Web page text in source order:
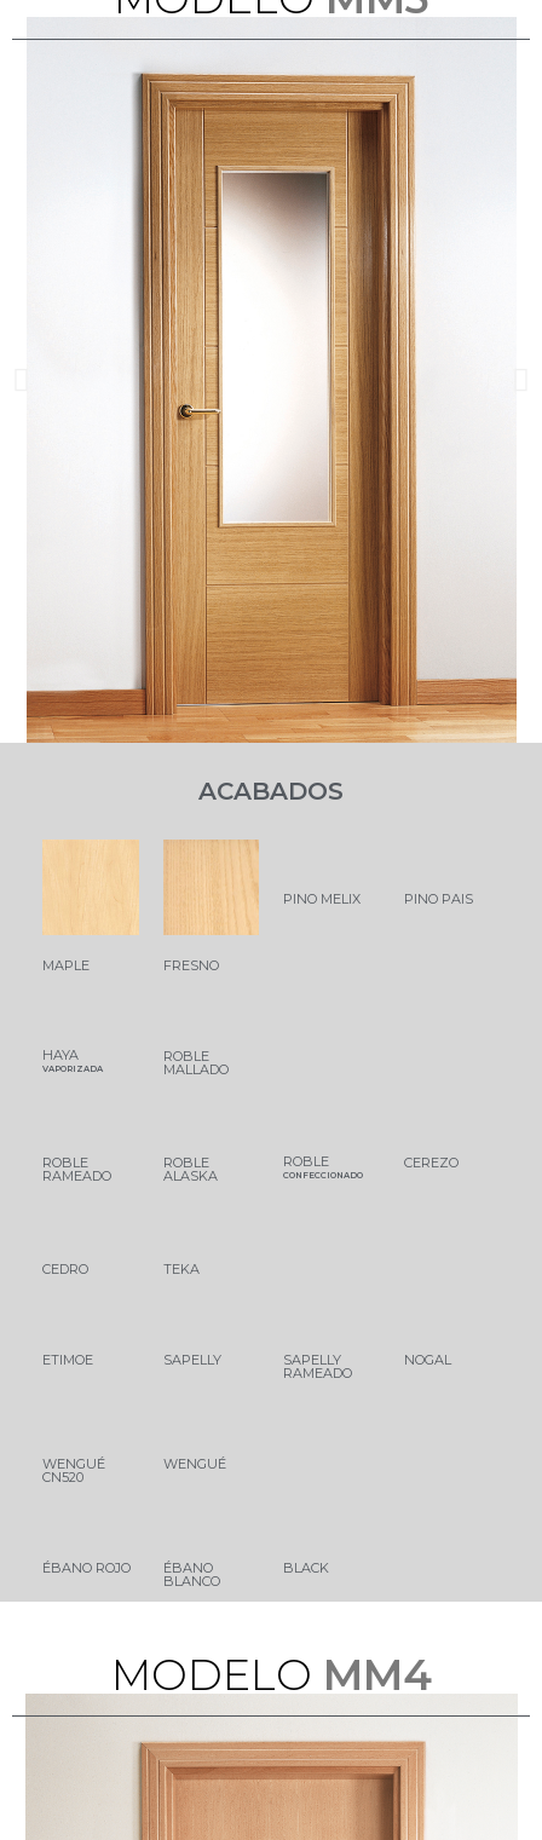
ACABADOS
MAPLE FRESNO
PINO MELIX PINO PAIS
HAYA
VAPORIZADA
ROBLE
MALLADO
ROBLE
RAMEADO
ROBLE
ALASKA
ROBLE
CONFECCIONADO
CEREZO
CEDRO TEKA
ETIMOE SAPELLY SAPELLY
RAMEADO
NOGAL
WENGUÉ
CN520
WENGUÉ
ÉBANO ROJO ÉBANO
BLANCO
BLACK
MODELO MM4